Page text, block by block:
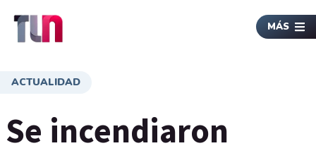
MÁS
ACTUALIDAD
Se incendiaron